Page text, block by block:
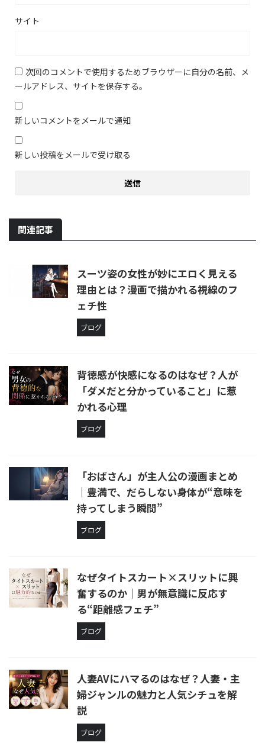
サイト
次回のコメントで使用するためブラウザーに自分の名前、メ
ールアドレス、サイトを保存する。
新しいコメントをメールで通知
新しい投稿をメールで受け取る
関連記事
スーツ姿の女性が妙にエロく見える
理由とは？漫画で描かれる視線のフ
ェチ性
ブログ
背徳感が快感になるのはなぜ？人が
「ダメだと分かっていること」に惹
かれる心理
ブログ
「おばさん」が主人公の漫画まとめ
｜豊満で、だらしない身体が“意味を
持ってしまう瞬間”
ブログ
なぜタイトスカート×スリットに興
奮するのか｜男が無意識に反応す
る“距離感フェチ”
ブログ
人妻AVにハマるのはなぜ？人妻・主
婦ジャンルの魅力と人気シチュを解
説
ブログ